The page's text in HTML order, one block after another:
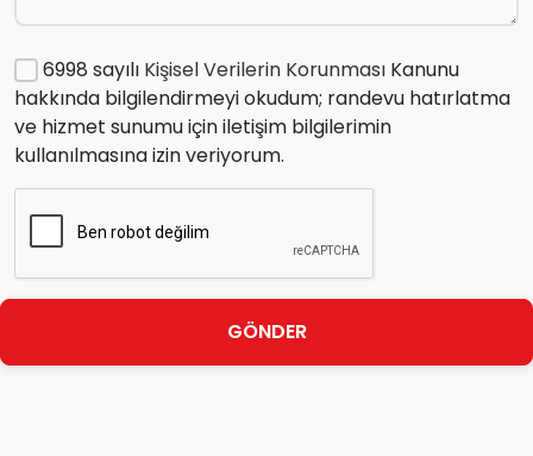
6998 sayılı Kişisel Verilerin Korunması Kanunu
hakkında bilgilendirmeyi okudum; randevu hatırlatma
ve hizmet sunumu için iletişim bilgilerimin
kullanılmasına izin veriyorum.
GÖNDER